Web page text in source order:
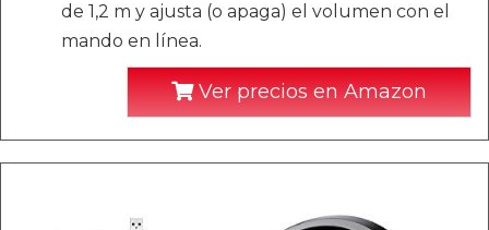
de 1,2 m y ajusta (o apaga) el volumen con el
mando en línea.
Ver precios en Amazon